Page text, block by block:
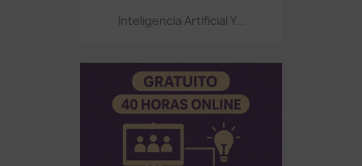
Inteligencia Artificial Y...